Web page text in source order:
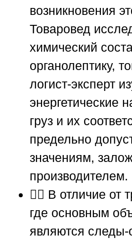
возникновения
Товаровед
химический
органолептику,
логист-эксперт
энергетические
груз и их
предельно
значениям,
производителем.
🕵️‍♂️ В отличие от
где основным
являются следы-